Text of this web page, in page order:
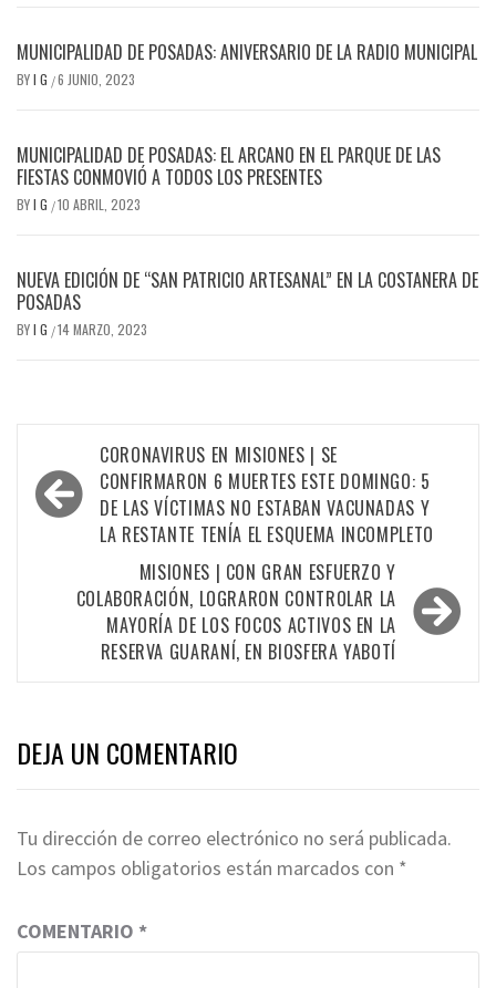
MUNICIPALIDAD DE POSADAS: ANIVERSARIO DE LA RADIO MUNICIPAL
BYI G /6 JUNIO, 2023
MUNICIPALIDAD DE POSADAS: EL ARCANO EN EL PARQUE DE LAS
FIESTAS CONMOVIÓ A TODOS LOS PRESENTES
BYI G /10 ABRIL, 2023
NUEVA EDICIÓN DE “SAN PATRICIO ARTESANAL” EN LA COSTANERA DE
POSADAS
BYI G /14 MARZO, 2023
Navegación
de
entradas
CORONAVIRUS EN MISIONES | SE
CONFIRMARON 6 MUERTES ESTE DOMINGO: 5
DE LAS VÍCTIMAS NO ESTABAN VACUNADAS Y
LA RESTANTE TENÍA EL ESQUEMA INCOMPLETO
MISIONES | CON GRAN ESFUERZO Y
COLABORACIÓN, LOGRARON CONTROLAR LA
MAYORÍA DE LOS FOCOS ACTIVOS EN LA
RESERVA GUARANÍ, EN BIOSFERA YABOTÍ
DEJA UN COMENTARIO
Tu dirección de correo electrónico no será publicada.
Los campos obligatorios están marcados con *
COMENTARIO *